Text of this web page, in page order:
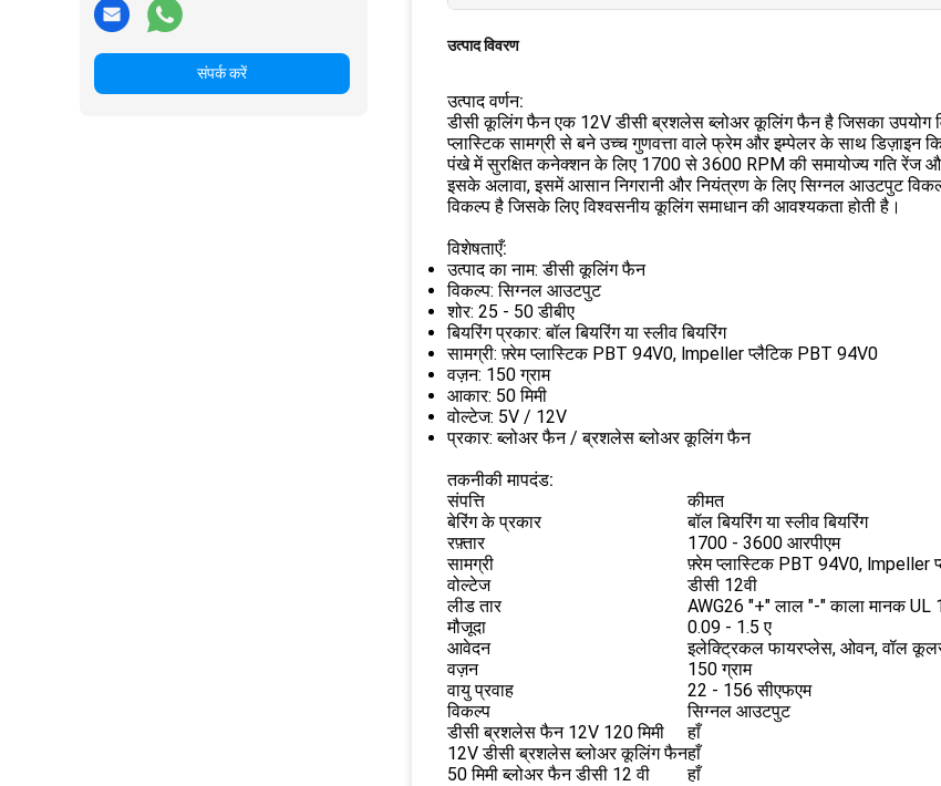
संपर्क करें
उत्पाद विवरण
उत्पाद वर्णन:
डीसी कूलिंग फैन एक 12V डीसी ब्रशलेस ब्लोअर कूलिंग फैन है जिसका उपयोग
प्लास्टिक सामग्री से बने उच्च गुणवत्ता वाले फ्रेम और इम्पेलर के साथ डिज़ाइन
पंखे में सुरक्षित कनेक्शन के लिए 1700 से 3600 RPM की समायोज्य गति रेंज
इसके अलावा, इसमें आसान निगरानी और नियंत्रण के लिए सिग्नल आउटपुट
विकल्प है जिसके लिए विश्वसनीय कूलिंग समाधान की आवश्यकता होती है।
विशेषताएँ:
उत्पाद का नाम: डीसी कूलिंग फैन
विकल्प: सिग्नल आउटपुट
शोर: 25 - 50 डीबीए
बियरिंग प्रकार: बॉल बियरिंग या स्लीव बियरिंग
सामग्री: फ़्रेम प्लास्टिक PBT 94V0, lmpeller प्लैटिक PBT 94V0
वज़न: 150 ग्राम
आकार: 50 मिमी
वोल्टेज: 5V / 12V
प्रकार: ब्लोअर फैन / ब्रशलेस ब्लोअर कूलिंग फैन
तकनीकी मापदंड:
संपत्ति
कीमत
बेरिंग के प्रकार
बॉल बियरिंग या स्लीव बियरिंग
रफ़्तार
1700 - 3600 आरपीएम
सामग्री
फ़्रेम प्लास्टिक PBT 94V0, lmpeller
वोल्टेज
डीसी 12वी
लीड तार
AWG26 "+" लाल "-" काला मानक UL
मौजूदा
0.09 - 1.5 ए
आवेदन
इलेक्ट्रिकल फायरप्लेस, ओवन, वॉल कूलर,
वज़न
150 ग्राम
वायु प्रवाह
22 - 156 सीएफएम
विकल्प
सिग्नल आउटपुट
डीसी ब्रशलेस फैन 12V 120 मिमी
हाँ
12V डीसी ब्रशलेस ब्लोअर कूलिंग फैनहाँ
50 मिमी ब्लोअर फैन डीसी 12 वी
हाँ